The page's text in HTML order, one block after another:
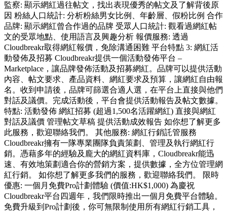
監察: 顯示網紅過往帖文，找出表現優秀的帖文及了解背後原
因 粉絲人口統計: 分析粉絲男女比例、年齡層、假粉比例 合作
品牌: 顯示網紅曾合作過的品牌 受眾人口統計: 觀看過網紅帖
文的受眾地點、使用語言及興趣分析 報價服務: 透過
Cloudbreakr取得網紅報價，免除溝通困難 平台特點 3: 網紅活
動發佈及招募 Cloudbreakr提供一個活動發佈平台 –
Marketplace，讓品牌發佈活動及招募網紅。品牌可以提供活動
內容、帖文要求、產品資料、網紅要求及預算，讓網紅自由報
名。收到申請後，品牌可篩選合適人選，在平台上直接與他們
對話及議價。完成活動後，平台會提供活動報告及帖文數據。
特點: 活動發佈 網紅招募 (超過1,500名活躍網紅) 直接與網紅
對話及議價 管理帖文草稿 提供活動成效報告 如你想了解更多
此服務，歡迎聯絡我們。 其他服務: 網紅行銷託管服務
Cloudbreakr擁有一隊專業團隊負責策劃、管理及執行網紅行
銷。憑藉多年的經驗及龐大的網紅資料庫，Cloudbreakr能迅
速、有效地策劃適合你的營銷方案，提供數據，全方位管理網
紅行銷。 如你想了解更多我們的服務，歡迎聯絡我們。 限時
優惠: 一個月免費Pro計劃體驗 (價值:HK$1,000) 為慶祝
Cloudbreakr平台四週年，我們限時推出一個月免費平台體驗。
免費升級到Pro計劃後，你可無限制使用所有網紅行銷工具，